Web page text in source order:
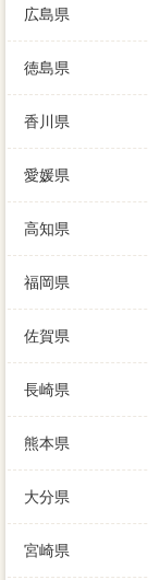
広島県
徳島県
香川県
愛媛県
高知県
福岡県
佐賀県
長崎県
熊本県
大分県
宮崎県